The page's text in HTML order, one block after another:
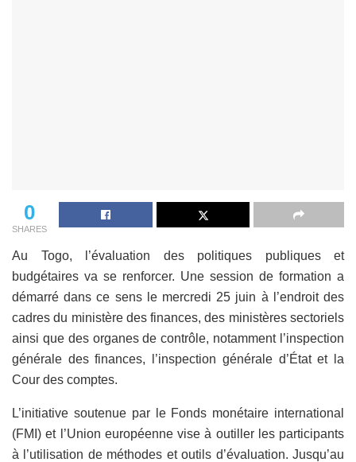
0
SHARES
Au Togo, l’évaluation des politiques publiques et
budgétaires va se renforcer. Une session de formation a
démarré dans ce sens le mercredi 25 juin à l’endroit des
cadres du ministère des finances, des ministères sectoriels
ainsi que des organes de contrôle, notamment l’inspection
générale des finances, l’inspection générale d’État et la
Cour des comptes.
L’initiative soutenue par le Fonds monétaire international
(FMI) et l’Union européenne vise à outiller les participants
à l’utilisation de méthodes et outils d’évaluation. Jusqu’au